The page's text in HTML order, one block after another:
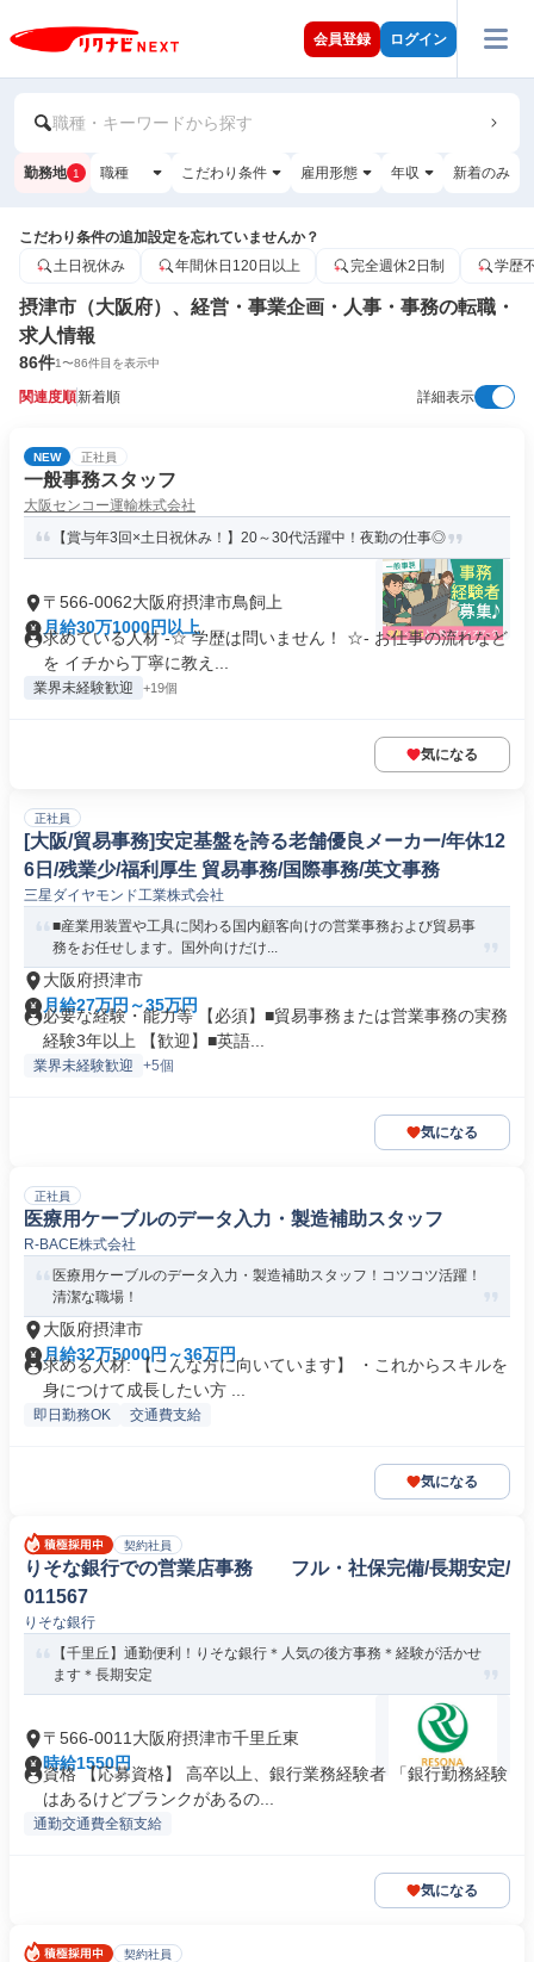
会員登録 ログイン
職種・キーワードから探す
勤務地 1 職種 こだわり条件 雇用形態 年収 新着のみ
こだわり条件の追加設定を忘れていませんか？
土日祝休み
年間休日120日以上 完全週休2日制 学歴
摂津市（大阪府）、経営・事業企画・人事・事務の転職・
求人情報
86件1〜86件目を表示中
関連度順新着順 詳細表示
NEW 正社員
一般事務スタッフ
大阪センコー運輸株式会社
【賞与年3回×土日祝休み！】20～30代活躍中！夜勤の仕事◎
〒566-0062大阪府摂津市鳥飼上
月給30万1000円以上
求めている人材 -☆ 学歴は問いません！ ☆- お仕事の流れなど
を イチから丁寧に教え...
業界未経験歓迎 +19個
気になる
正社員
[大阪/貿易事務]安定基盤を誇る老舗優良メーカー/年休12
6日/残業少/福利厚生 貿易事務/国際事務/英文事務
三星ダイヤモンド工業株式会社
■産業用装置や工具に関わる国内顧客向けの営業事務および貿易事
務をお任せします。国外向けだけ...
大阪府摂津市
月給27万円～35万円
必要な経験・能力等 【必須】■貿易事務または営業事務の実務
経験3年以上 【歓迎】■英語...
業界未経験歓迎 +5個
気になる
正社員
医療用ケーブルのデータ入力・製造補助スタッフ
R-BACE株式会社
医療用ケーブルのデータ入力・製造補助スタッフ！コツコツ活躍！
清潔な職場！
大阪府摂津市
月給32万5000円～36万円
求める人材: 【こんな方に向いています】 ・これからスキルを
身につけて成長したい方 ...
即日勤務OK 交通費支給
気になる
契約社員
りそな銀行での営業店事務 フル・社保完備/長期安定/
011567
りそな銀行
【千里丘】通勤便利！りそな銀行＊人気の後方事務＊経験が活かせ
ます＊長期安定
〒566-0011大阪府摂津市千里丘東
時給1550円
資格 【応募資格】 高卒以上、銀行業務経験者 「銀行勤務経験
はあるけどブランクがあるの...
通勤交通費全額支給
気になる
契約社員